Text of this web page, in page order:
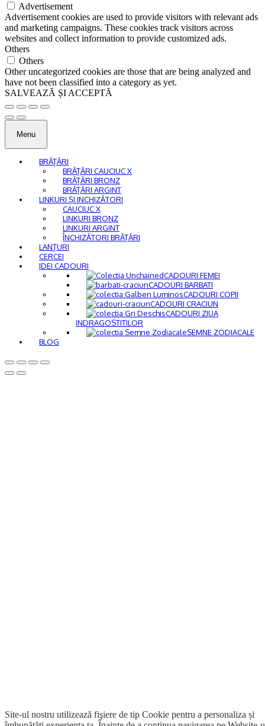
Site-ul nostru utilizează fişiere de tip Cookie pentru a personaliza și
Advertisement
Advertisement cookies are used to provide visitors with relevant ads
and marketing campaigns. These cookies track visitors across
websites and collect information to provide customized ads.
Others
Others
Other uncategorized cookies are those that are being analyzed and
have not been classified into a category as yet.
SALVEAZĂ ȘI ACCEPTĂ
Menu
BRĂȚĂRI
BRĂȚĂRI CAUCIUC X
BRĂȚĂRI BRONZ
BRĂȚĂRI ARGINT
LINKURI ȘI INCHIZĂTORI
CAUCIUC X
LINKURI BRONZ
LINKURI ARGINT
ÎNCHIZĂTORI BRĂȚĂRI
LANȚURI
CERCEI
IDEI CADOURI
CADOURI FEMEI
CADOURI BARBATI
CADOURI COPII
CADOURI CRACIUN
CADOURI ZIUA
INDRAGOSTITILOR
SEMNE ZODIACALE
BLOG